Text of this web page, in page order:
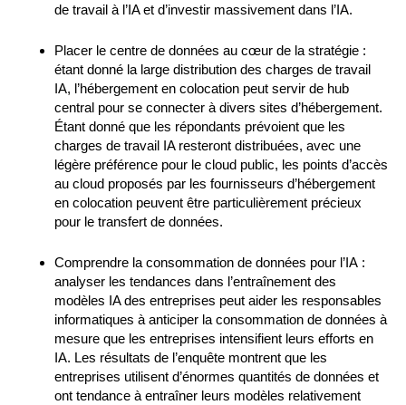
de travail à l’IA et d’investir massivement dans l’IA.
Placer le centre de données au cœur de la stratégie :
étant donné la large distribution des charges de travail
IA, l’hébergement en colocation peut servir de hub
central pour se connecter à divers sites d’hébergement.
Étant donné que les répondants prévoient que les
charges de travail IA resteront distribuées, avec une
légère préférence pour le cloud public, les points d’accès
au cloud proposés par les fournisseurs d’hébergement
en colocation peuvent être particulièrement précieux
pour le transfert de données.
Comprendre la consommation de données pour l’IA :
analyser les tendances dans l’entraînement des
modèles IA des entreprises peut aider les responsables
informatiques à anticiper la consommation de données à
mesure que les entreprises intensifient leurs efforts en
IA. Les résultats de l’enquête montrent que les
entreprises utilisent d’énormes quantités de données et
ont tendance à entraîner leurs modèles relativement